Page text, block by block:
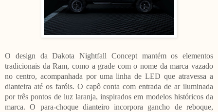
O design da Dakota Nightfall Concept mantém os elementos
tradicionais da Ram, como a grade com o nome da marca vazado
no centro, acompanhada por uma linha de LED que atravessa a
dianteira até os faróis. O capô conta com entrada de ar iluminada
por três pontos de luz laranja, inspirados em modelos históricos da
marca. O para-choque dianteiro incorpora gancho de reboque,